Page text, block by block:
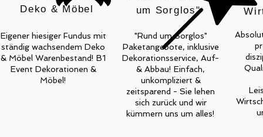
Deko & Möbel
Eigener hiesiger Fundus mit
ständig wachsendem Deko
& Möbel Warenbestand! B1
Event Dekorationen &
Möbel!
um Sorglos"
"Rund um Sorglos"
Paketangebote, inklusive
Dekorationsservice, Auf-
& Abbau! Einfach,
unkompliziert &
zeitsparend - Sie lehen
sich zurück und wir
kümmern uns um alles!